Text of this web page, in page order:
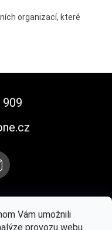
Vám umožnili
provozu webu
organizací, které
909